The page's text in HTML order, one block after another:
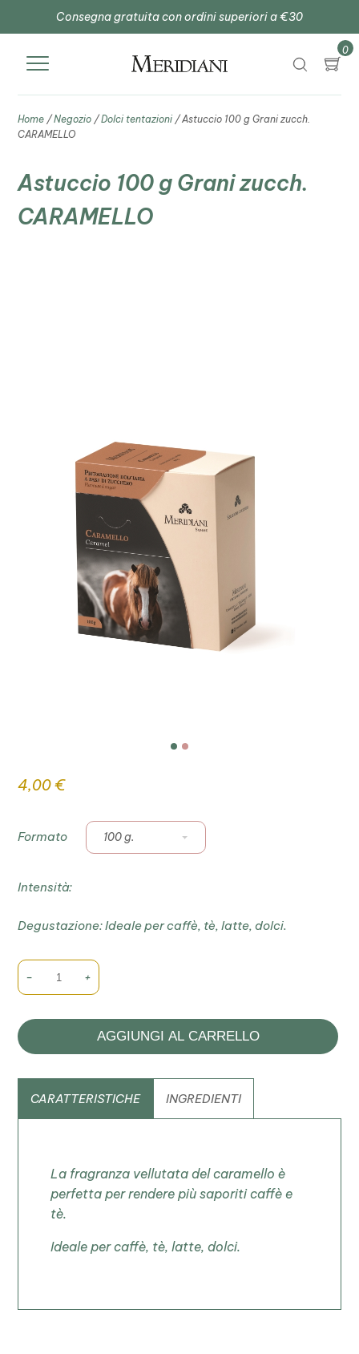
Consegna gratuita con ordini superiori a €30
0
Home /Negozio /Dolci tentazioni / Astuccio 100 g Grani zucch.
CARAMELLO
Astuccio 100 g Grani zucch.
CARAMELLO
4,00€
Formato 100 g.
Intensità:
Degustazione:Ideale per caffè, tè, latte, dolci.
- +
AGGIUNGI AL CARRELLO
CARATTERISTICHE INGREDIENTI
La fragranza vellutata del caramello è
perfetta per rendere più saporiti caffè e
tè.
Ideale per caffè, tè, latte, dolci.